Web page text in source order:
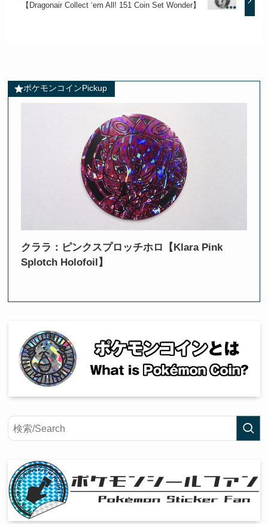
【Dragonair Collect ‘em All! 151 Coin Set Wonder】
ポケモンコインPickup
クララ：ピンクスプロッチホロ【Klara Pink
Splotch Holofoil】